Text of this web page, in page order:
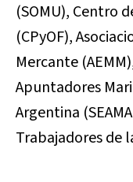
(SOMU), Centro
(CPyOF),
Mercante
Apuntadores
Argentina
Trabajadores de